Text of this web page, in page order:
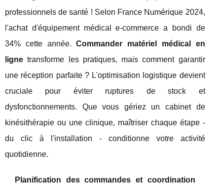
professionnels de santé ! Selon France Numérique 2024,
l'achat d'équipement médical e-commerce a bondi de
34% cette année.Commander matériel médical en
ligne transforme les pratiques, mais comment garantir
une réception parfaite ? L'optimisation logistique devient
cruciale pour éviter ruptures de stock et
dysfonctionnements. Que vous gériez un cabinet de
kinésithérapie ou une clinique, maîtriser chaque étape -
du clic à l'installation - conditionne votre activité
quotidienne.
Planification des commandes et coordination